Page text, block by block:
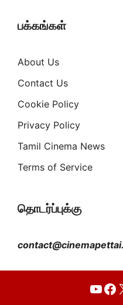
பக்கங்கள்
About Us
Contact Us
Cookie Policy
Privacy Policy
Tamil Cinema News
Terms of Service
தொடர்ப்புக்கு